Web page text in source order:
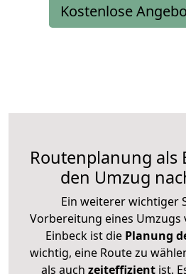
Kostenlose
Routenplanung als
den Umzug
Ein weiterer wichtiger
Vorbereitung eines Umzugs
Einbeck ist die Planung
wichtig, eine Route zu
als auch zeiteffizientist.